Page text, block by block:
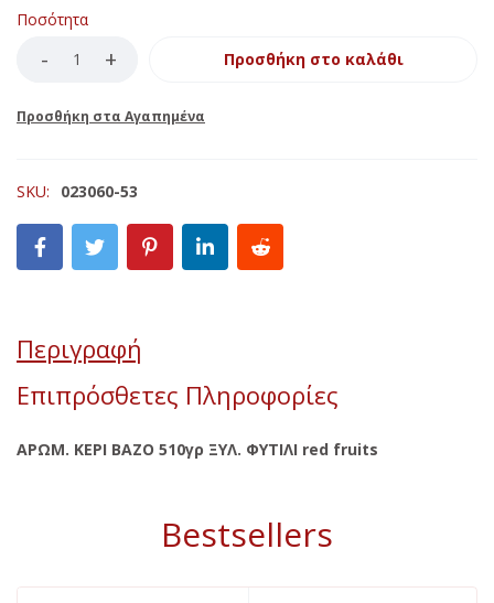
Ποσότητα
Προσθήκη στο καλάθι
SKU: 023060-53
Περιγραφή
Επιπρόσθετες Πληροφορίες
ΑΡΩΜ. ΚΕΡΙ ΒΑΖΟ 510γρ ΞΥΛ. ΦΥΤΙΛΙ red fruits
Bestsellers